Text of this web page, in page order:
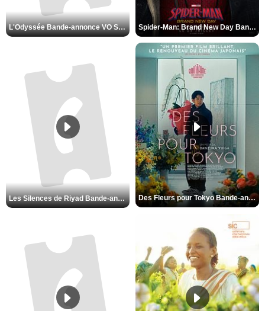
L'Odyssée Bande-annonce VO STFR Spider-Man: Brand New Day Bande-annonce VO STFR
Les Silences de Riyad Bande-annonce VO STFR Des Fleurs pour Tokyo Bande-annonce VO STFR